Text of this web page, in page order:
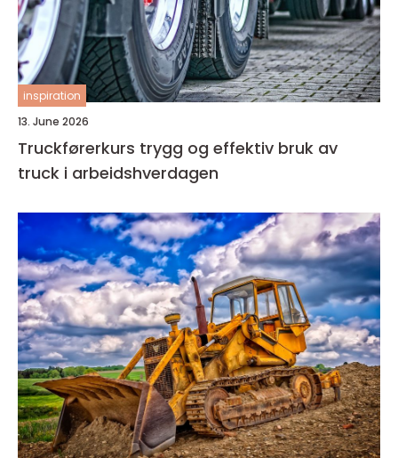
inspiration
13. June 2026
Truckførerkurs trygg og effektiv bruk av
truck i arbeidshverdagen